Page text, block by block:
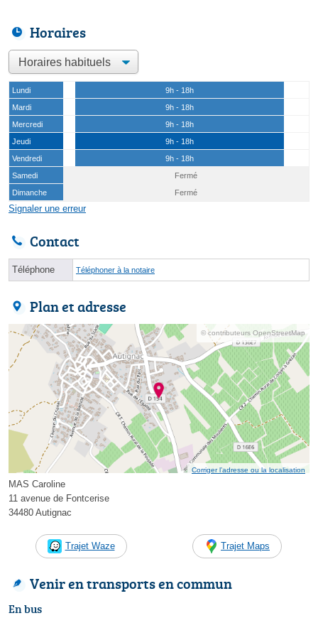
Horaires
Lundi
9h - 18h
Mardi
9h - 18h
Mercredi
9h - 18h
Jeudi
9h - 18h
Vendredi
9h - 18h
Samedi
Fermé
Dimanche
Fermé
Signaler une erreur
Contact
Téléphone Téléphoner à la notaire
Plan et adresse
© contributeurs OpenStreetMap
Corriger l’adresse ou la localisation
MAS Caroline
11 avenue de Fontcerise
34480 Autignac
Trajet Waze Trajet Maps
Venir en transports en commun
En bus